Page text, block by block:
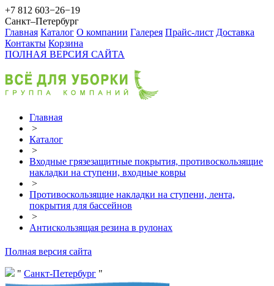
+7 812 603−26−19
Санкт–Петербург
Главная Каталог О компании Галерея Прайс-лист Доставка
Контакты Корзина
ПОЛНАЯ ВЕРСИЯ САЙТА
Главная
>
Каталог
>
Входные грязезащитные покрытия, противоскользящие
накладки на ступени, входные ковры
>
Противоскользящие накладки на ступени, лента,
покрытия для бассейнов
>
Антискользящая резина в рулонах
Полная версия сайта
Санкт-Петербург